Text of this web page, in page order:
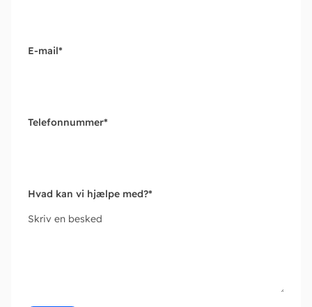
E-mail*
Telefonnummer*
Hvad kan vi hjælpe med?*
Skriv en besked